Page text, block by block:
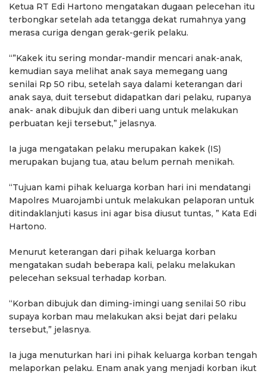
Ketua RT Edi Hartono mengatakan dugaan pelecehan itu
terbongkar setelah ada tetangga dekat rumahnya yang
merasa curiga dengan gerak-gerik pelaku.
“”Kakek itu sering mondar-mandir mencari anak-anak,
kemudian saya melihat anak saya memegang uang
senilai Rp 50 ribu, setelah saya dalami keterangan dari
anak saya, duit tersebut didapatkan dari pelaku, rupanya
anak- anak dibujuk dan diberi uang untuk melakukan
perbuatan keji tersebut,” jelasnya.
Ia juga mengatakan pelaku merupakan kakek (IS)
merupakan bujang tua, atau belum pernah menikah.
“Tujuan kami pihak keluarga korban hari ini mendatangi
Mapolres Muarojambi untuk melakukan pelaporan untuk
ditindaklanjuti kasus ini agar bisa diusut tuntas, ” Kata Edi
Hartono.
Menurut keterangan dari pihak keluarga korban
mengatakan sudah beberapa kali, pelaku melakukan
pelecehan seksual terhadap korban.
“Korban dibujuk dan diming-imingi uang senilai 50 ribu
supaya korban mau melakukan aksi bejat dari pelaku
tersebut,” jelasnya.
Ia juga menuturkan hari ini pihak keluarga korban tengah
melaporkan pelaku. Enam anak yang menjadi korban ikut